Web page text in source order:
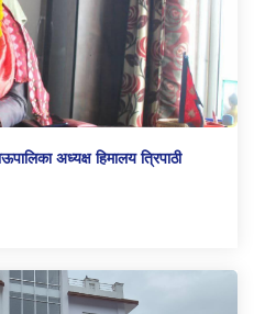
अध्यक्ष हिमालय त्रिपाठी